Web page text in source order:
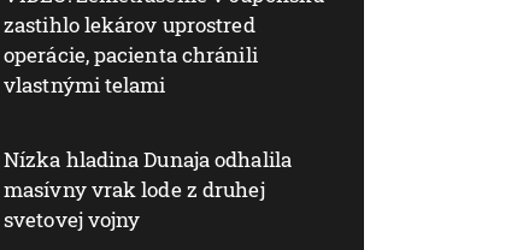
zastihlo lekárov uprostred
operácie, pacienta chránili
vlastnými telami
Nízka hladina Dunaja odhalila
masívny vrak lode z druhej
svetovej vojny